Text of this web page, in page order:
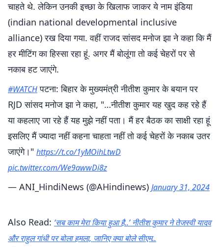
चाहते थे. लेकिन उनकी इच्छा के खिलाफ जाकर ये नाम इंडिया
(indian national developmental inclusive
alliance) रख दिया गया. वहीं राजद सांसद मनोज झा ने कहा कि मैं
हर मीटिंग का हिस्सा रहा हूं. अगर मैं बोलूंगा तो कई चेहरों पर से
नकाब हट जाएंगे.
#WATCHपटना: बिहार के मुख्यमंत्री नीतीश कुमार के बयान पर
RJD सांसद मनोज झा ने कहा, "…नीतीश कुमार यह खुद कह रहे हैं
या कहलाए जा रहे हैं यह मुझे नहीं पता। मैं हर बैठक का साक्षी रहा हूं
इसलिए मैं ज्यादा नहीं कहना चाहता नहीं तो कई चेहरों के नकाब उतर
जाएंगे।" https://t.co/1yMOihLtwD
pic.twitter.com/We9awwDi8z
— ANI_HindiNews (@AHindinews) January 31, 2024
Also Read: ‘सब काम मेरा किया हुआ है..’ नीतीश कुमार ने तेजस्वी यादव
और राहुल गांधी पर बोला हमला, जानिए क्या बोले सीएम..